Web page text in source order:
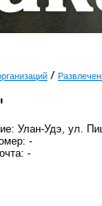
Улан-Удэ, ул.
-
-